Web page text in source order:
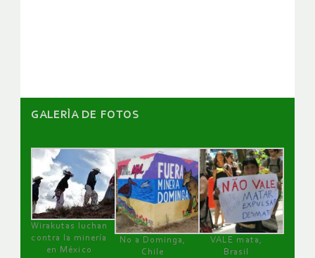
GALERÌA DE FOTOS
Wirakutas luchan
contra la minería
en México
No a Dominga,
Chile
VALE mata,
Brasil